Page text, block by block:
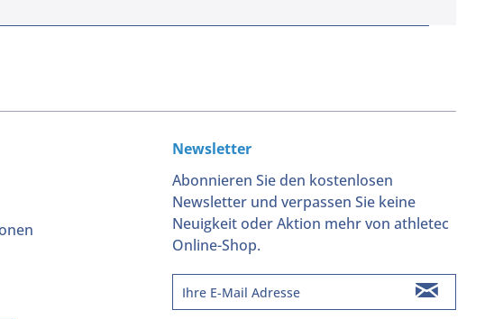
Newsletter
Abonnieren Sie den kostenlosen
Newsletter und verpassen Sie keine
Neuigkeit oder Aktion mehr von athletec
Online-Shop.